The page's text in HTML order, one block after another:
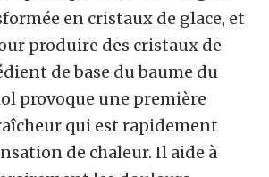
en cristaux de glace, et
produire des cristaux de
de base du baume du
provoque une première
qui est rapidement
de chaleur. Il aide à